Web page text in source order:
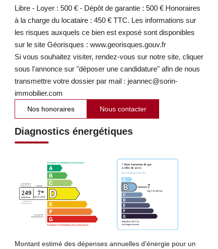
Libre - Loyer : 500 € - Dépôt de garantie : 500 € Honoraires
à la charge du locataire : 450 € TTC. Les informations sur
les risques auxquels ce bien est exposé sont disponibles
sur le site Géorisques : www.georisques.gouv.fr
Si vous souhaitez visiter, rendez-vous sur notre site, cliquer
sous l'annonce sur "déposer une candidature" afin de nous
transmettre votre dossier par mail : jeannec@sorin-
immobilier.com
Nos honoraires Nous contacter
Diagnostics énergétiques
Montant estimé des dépenses annuelles d'énergie pour un